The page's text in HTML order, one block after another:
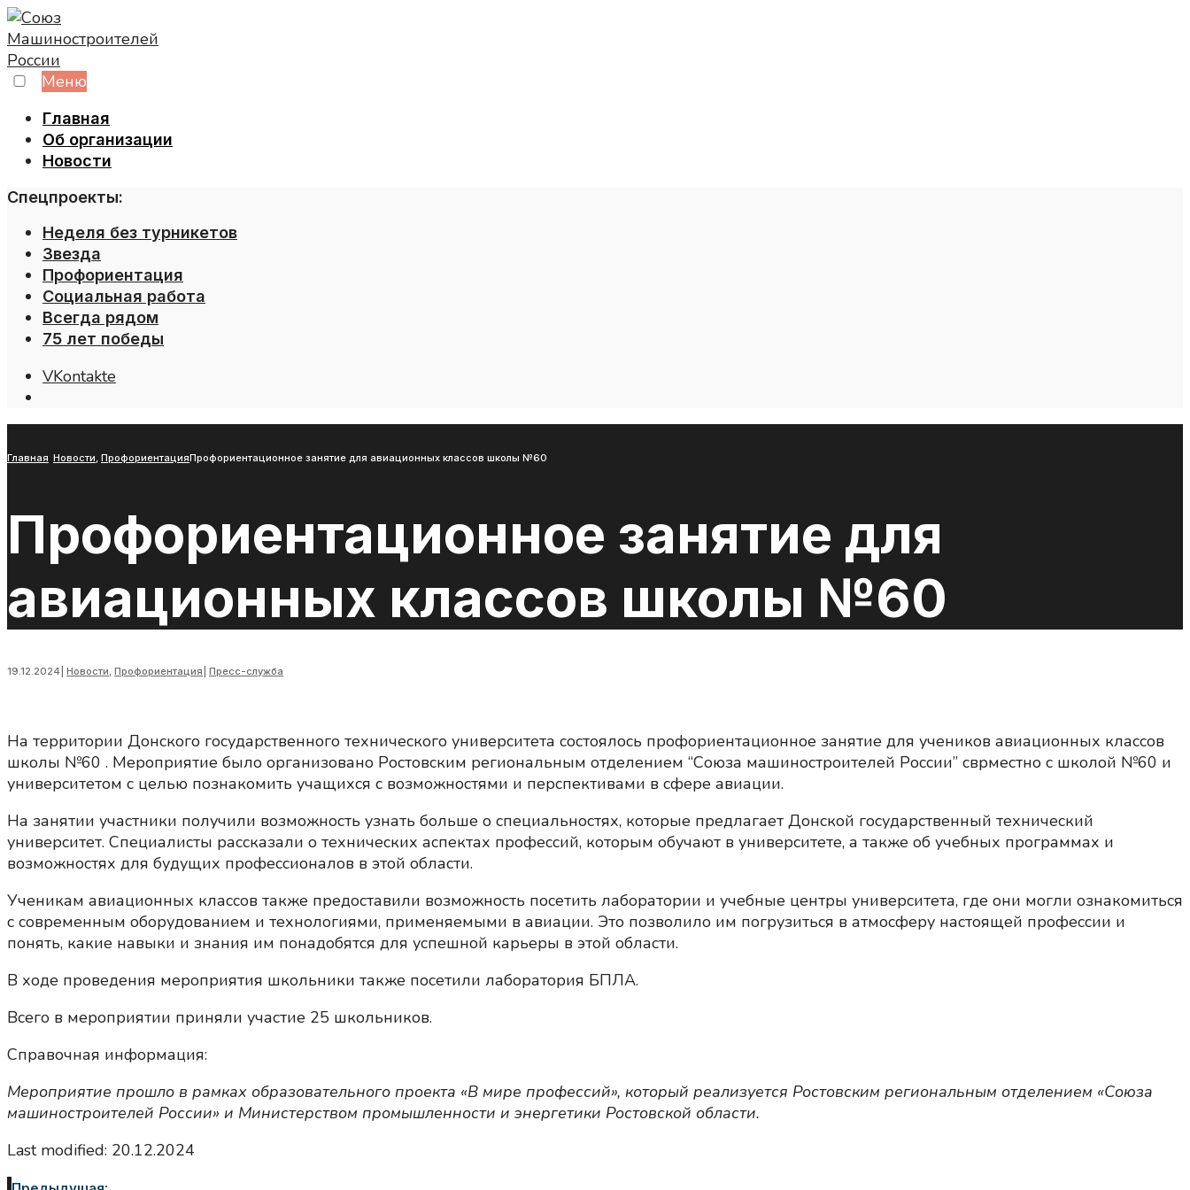
Skip
to
content
Меню
Главная
Об организации
Новости
Спецпроекты:
Неделя без турникетов
Звезда
Профориентация
Социальная работа
Всегда рядом
75 лет победы
VKontakte
Главная Новости, ПрофориентацияПрофориентационное занятие для авиационных классов школы №60
Профориентационное занятие для
авиационных классов школы №60
19.12.2024 Новости, Профориентация Пресс-служба
На территории Донского государственного технического университета состоялось профориентационное занятие для учеников авиационных классов
школы №60 . Мероприятие было организовано Ростовским региональным отделением “Союза машиностроителей России” сврместно с школой №60 и
университетом с целью познакомить учащихся с возможностями и перспективами в сфере авиации.
На занятии участники получили возможность узнать больше о специальностях, которые предлагает Донской государственный технический
университет. Специалисты рассказали о технических аспектах профессий, которым обучают в университете, а также об учебных программах и
возможностях для будущих профессионалов в этой области.
Ученикам авиационных классов также предоставили возможность посетить лаборатории и учебные центры университета, где они могли ознакомиться
с современным оборудованием и технологиями, применяемыми в авиации. Это позволило им погрузиться в атмосферу настоящей профессии и
понять, какие навыки и знания им понадобятся для успешной карьеры в этой области.
В ходе проведения мероприятия школьники также посетили лаборатория БПЛА.
Всего в мероприятии приняли участие 25 школьников.
Справочная информация:
Мероприятие прошло в рамках образовательного проекта «В мире профессий», который реализуется Ростовским региональным отделением «Союза
машиностроителей России» и Министерством промышленности и энергетики Ростовской области.
Last modified: 20.12.2024